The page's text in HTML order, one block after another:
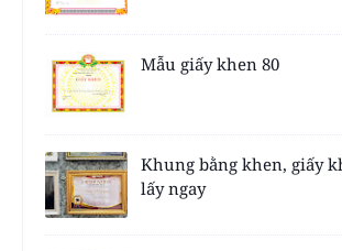
Mẫu giấy khen 80
Khung bằng khen, giấy
lấy ngay